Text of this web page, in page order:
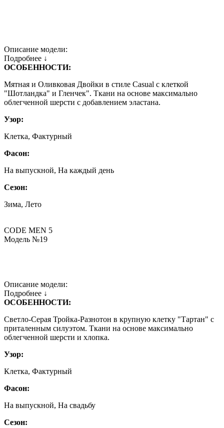
Описание модели:
Подробнее ↓
ОСОБЕННОСТИ:
Мятная и Оливковая Двойки в стиле Casual c клеткой
"Шотландка" и Гленчек". Ткани на основе максимально
облегченной шерсти с добавлением эластана.
Узор:
Клетка, Фактурный
Фасон:
На выпускной, На каждый день
Сезон:
Зима, Лето
CODE MEN 5
Модель №19
Описание модели:
Подробнее ↓
ОСОБЕННОСТИ:
Светло-Серая Тройка-Разнотон в крупную клетку "Тартан" с
приталенным силуэтом. Ткани на основе максимально
облегченной шерсти и хлопка.
Узор:
Клетка, Фактурный
Фасон:
На выпускной, На свадьбу
Сезон: